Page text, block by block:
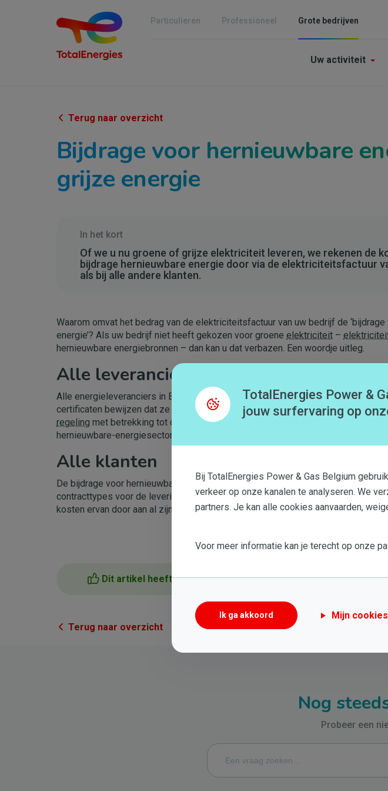
Particulieren Professioneel Grote bedrijven
Main
Uw activiteit
Terug naar overzicht
Bijdrage voor hernieuwbare
grijze energie
In het kort
Of we u nu groene of grijze elektriciteit leveren, we rekenen de
bijdrage hernieuwbare energie door via de elektriciteitsfactuur
als bij alle andere klanten.
Waarom omvat het bedrag van de elektriciteitsfactuur van uw bedrijf de
energie’? Als uw bedrijf niet heeft gekozen voor groene elektriciteit –
hernieuwbare energiebronnen – dan kan u dat verbazen. Een woordje uitleg.
Alle leveranciers
Alle energieleveranciers in België zijn wettelijk verplicht om groene certificaten
certificaten bewijzen dat ze bijdragen aan nieuwe projecten voor de productie
regeling met betrekking tot de bijdrage voor hernieuwbare energie heeft namelijk
hernieuwbare-energiesector te ondersteunen.
Alle klanten
De bijdrage voor hernieuwbare energie is van toepassing in alle drie de
contracttypes voor de levering vanelektriciteit. Met andere woorden: de
kosten ervan door aan al zijn klanten, ongeacht het typeelektriciteit(groen of
Dit artikel heeft me geholpen Dit artikel
Terug naar overzicht
Nog
Probeer een
TotalEnergies Power &
jouw surfervaring op
Bij TotalEnergies Power & Gas Belgium
verkeer op onze kanalen te analyseren. We
partners. Je kan alle cookies aanvaarden,
Voor meer informatie kan je terecht op onze
Ik ga akkoord Mijn